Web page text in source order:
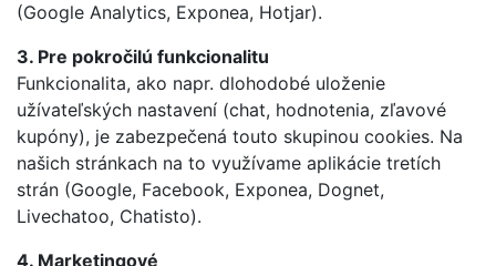
(Google Analytics, Exponea, Hotjar).
3. Pre pokročilú funkcionalitu
Funkcionalita, ako napr. dlohodobé uloženie
užívateľských nastavení (chat, hodnotenia, zľavové
kupóny), je zabezpečená touto skupinou cookies. Na
našich stránkach na to využívame aplikácie tretích
strán (Google, Facebook, Exponea, Dognet,
Livechatoo, Chatisto).
4. Marketingové